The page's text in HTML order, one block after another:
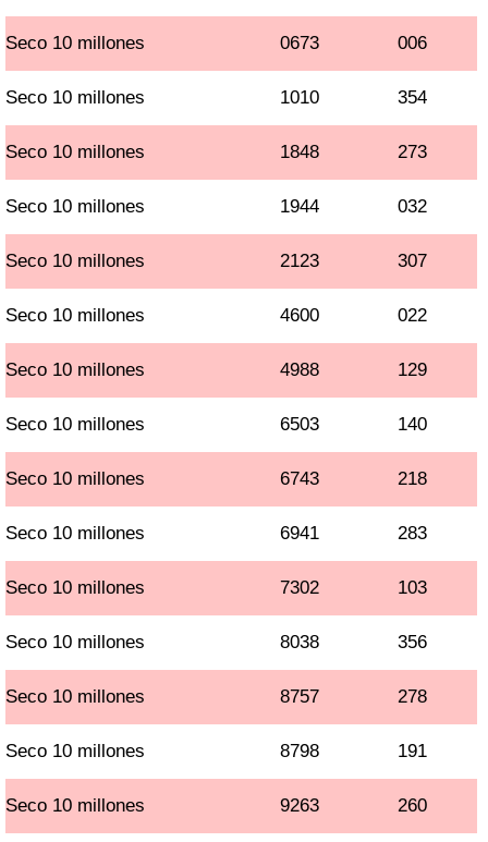
Seco 10 millones 0673 006
Seco 10 millones 1010 354
Seco 10 millones 1848 273
Seco 10 millones 1944 032
Seco 10 millones 2123 307
Seco 10 millones 4600 022
Seco 10 millones 4988 129
Seco 10 millones 6503 140
Seco 10 millones 6743 218
Seco 10 millones 6941 283
Seco 10 millones 7302 103
Seco 10 millones 8038 356
Seco 10 millones 8757 278
Seco 10 millones 8798 191
Seco 10 millones 9263 260